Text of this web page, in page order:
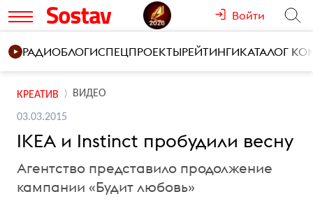
Войти
РАДИОБЛОГИСПЕЦПРОЕКТЫРЕЙТИНГИКАТАЛОГ
КРЕАТИВ ВИДЕО
03.03.2015
IKEA и Instinct пробудили весну
Агентство представило продолжение
кампании «Будит любовь»